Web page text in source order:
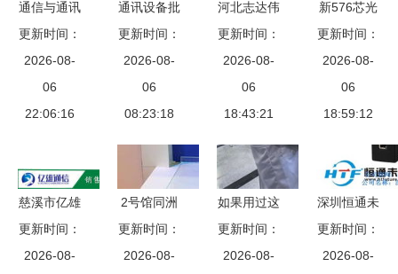
通信与通讯
设备 无形
世界的连接
基石
更新时间：
2026-08-
06
22:06:16
通讯设备批
发与电脑软
件生态 厂
商、供应商
的协同之路
更新时间：
2026-08-
06
08:23:18
河北志达伟
业镀锌黄铁
线 工业材
料的视觉呈
现与应用解
更新时间：
2026-08-
06
18:43:21
新576芯光
缆交接箱
价格、图
片、品牌与
慈溪日天通
货优势详解
更新时间：
2026-08-
06
18:59:12
慈溪市亿雄
通信设备厂
专注通讯设
更新时间：
2026-08-
2号馆同洲
电子华丽亮
相 2005年
更新时间：
2026-08-
如果用过这
些电脑软
件，你就老
更新时间：
2026-08-
深圳恒通未
来科技百兆
自适应快速
更新时间：
2026-08-